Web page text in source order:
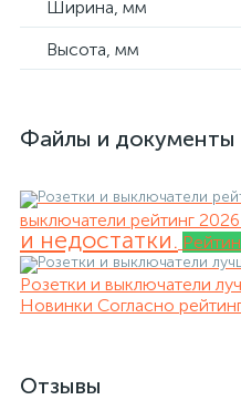
Ширина, мм
Высота, мм
Файлы и документы
выключатели рейтинг
и недостатки.
Розетки и выключатели
Новинки Согласно
Отзывы